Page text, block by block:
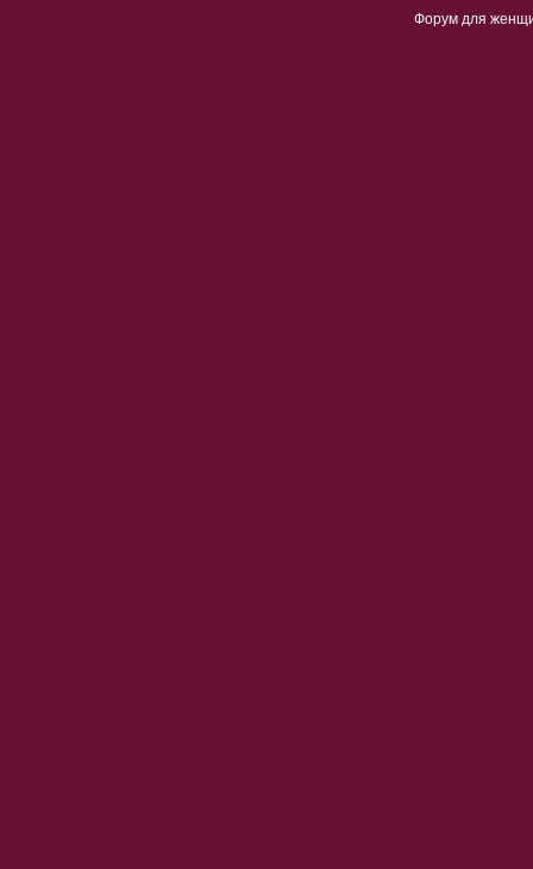
Форум для